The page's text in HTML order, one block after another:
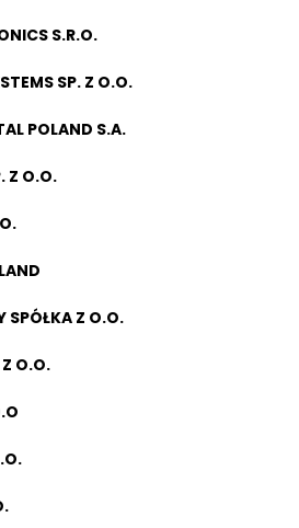
S.R.O.
SP. Z O.O.
POLAND S.A.
Z O.O.
SPÓŁKA Z O.O.
O.O.